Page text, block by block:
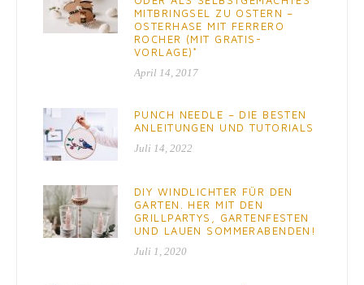
MITBRINGSEL ZU OSTERN –
OSTERHASE MIT FERRERO
ROCHER (MIT GRATIS-
VORLAGE)*
April 14, 2017
PUNCH NEEDLE – DIE BESTEN
ANLEITUNGEN UND TUTORIALS
Juli 14, 2022
DIY WINDLICHTER FÜR DEN
GARTEN. HER MIT DEN
GRILLPARTYS, GARTENFESTEN
UND LAUEN SOMMERABENDEN!
Juli 1, 2020